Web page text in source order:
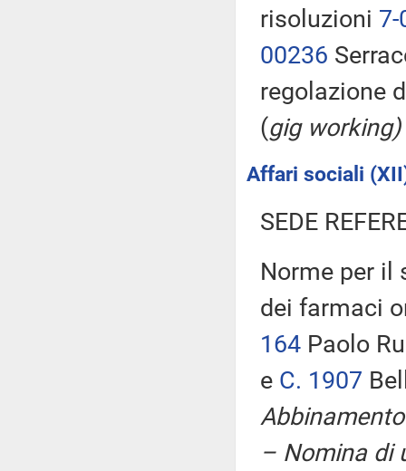
risoluzioni
00236
regolazione
(gig working)
Affari sociali
SEDE
Norme per il
dei farmaci
164 Paolo
e C. 1907
– Nomina di